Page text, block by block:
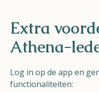
Extra
Athena-
Log in op de app en
functionaliteiten: